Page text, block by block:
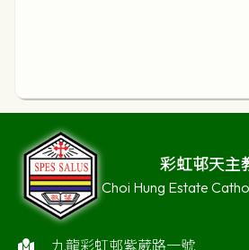
彩虹邨天主
Choi Hung Estate
九龍彩虹邨紫葳路一號